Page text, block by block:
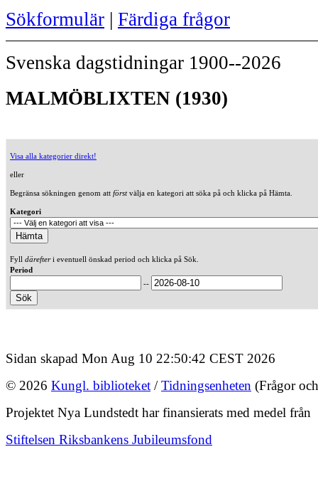
Sökformulär | Färdiga frågor
Svenska dagstidningar 1900--2026
MALMÖBLIXTEN (1930)
Visa alla kategorier direkt!
eller
Begränsa sökningen genom att förstvälja en kategori att söka på och klicka på Hämta.
Kategori
Fyll därefteri eventuell önskad period och klicka på Sök.
Period
--
Sidan skapad Mon Aug 10 22:50:42 CEST 2026
© 2026 Kungl. biblioteket /Tidningsenheten (Frågor
Projektet Nya Lundstedt har finansierats med medel från
Stiftelsen Riksbankens Jubileumsfond